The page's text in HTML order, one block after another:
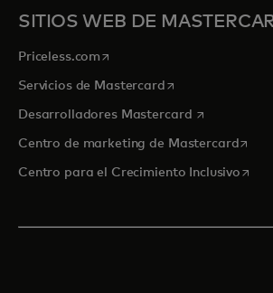
SITIOS WEB DE
Priceless.com se abre en una pestaña
Servicios de Mastercardse abre en una
Desarrolladores Mastercard se abre en
Centro de marketing de Mastercardse
Centro para el Crecimiento Inclusivose